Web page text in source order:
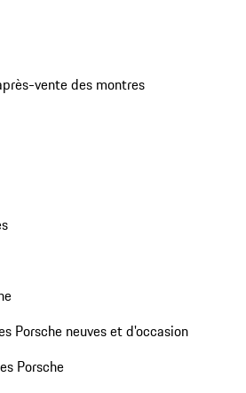
vente des montres
Porsche neuves et d'occasion
Porsche